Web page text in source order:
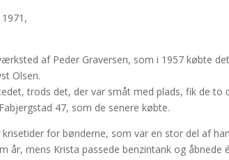
af Peder Graversen, som i 1957 købte
Olsen.
trods det, der var småt med plads, fik de to
47, som de senere købte.
for bønderne, som var en stor del af
år, mens Krista passede benzintank og åbnede